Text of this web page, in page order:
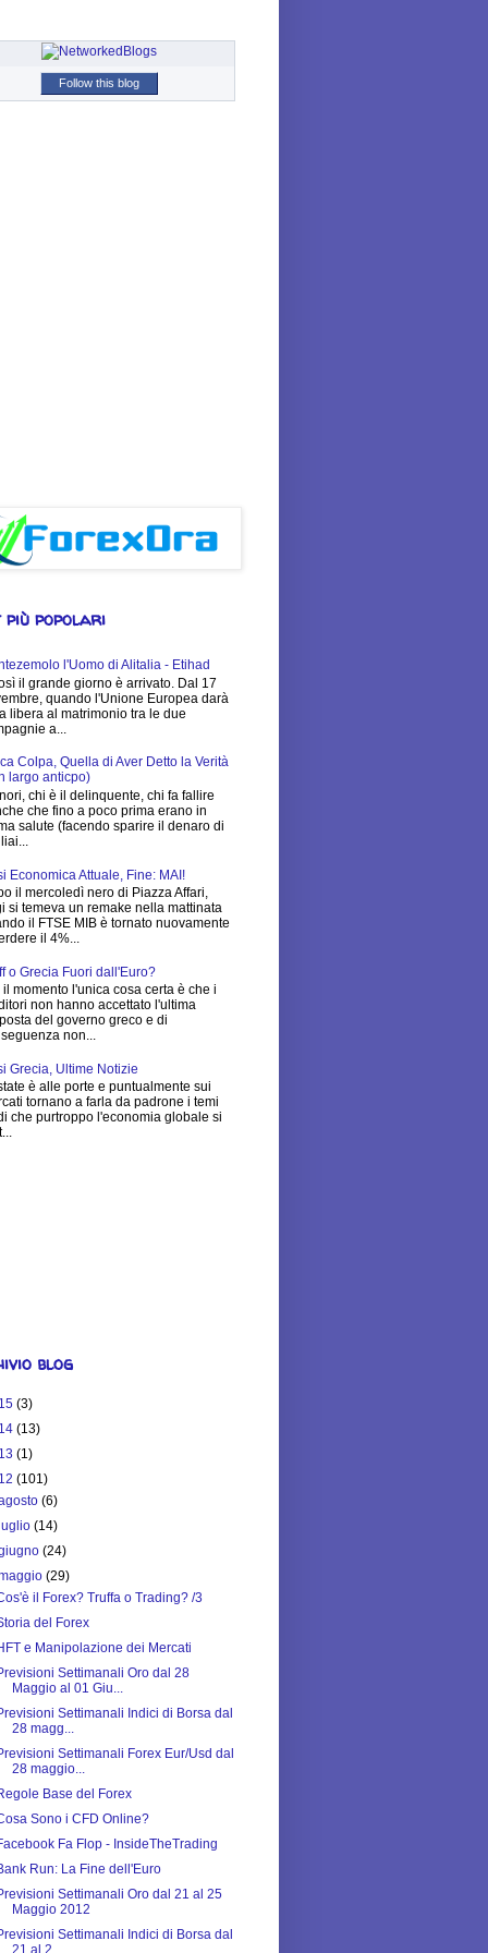
Follow this blog
più popolari
l'Uomo di Alitalia - Etihad
il grande giorno è arrivato. Dal 17
quando l'Unione Europea darà
libera al matrimonio tra le due
a...
Colpa, Quella di Aver Detto la Verità
largo anticpo)
chi è il delinquente, chi fa fallire
che fino a poco prima erano in
salute (facendo sparire il denaro di
Economica Attuale, Fine: MAI!
il mercoledì nero di Piazza Affari,
si temeva un remake nella mattinata
il FTSE MIB è tornato nuovamente
il 4%...
o Grecia Fuori dall'Euro?
il momento l'unica cosa certa è che i
non hanno accettato l'ultima
del governo greco e di
non...
Grecia, Ultime Notizie
è alle porte e puntualmente sui
tornano a farla da padrone i temi
che purtroppo l'economia globale si
blog
(3)
(13)
(1)
(101)
(6)
(14)
(24)
(29)
il Forex? Truffa o Trading? /3
del Forex
e Manipolazione dei Mercati
Settimanali Oro dal 28
Maggio al 01 Giu...
Settimanali Indici di Borsa dal
28 magg...
Settimanali Forex Eur/Usd dal
28 maggio...
Base del Forex
Sono i CFD Online?
Fa Flop - InsideTheTrading
Run: La Fine dell'Euro
Settimanali Oro dal 21 al 25
Maggio 2012
Settimanali Indici di Borsa dal
21 al 2...